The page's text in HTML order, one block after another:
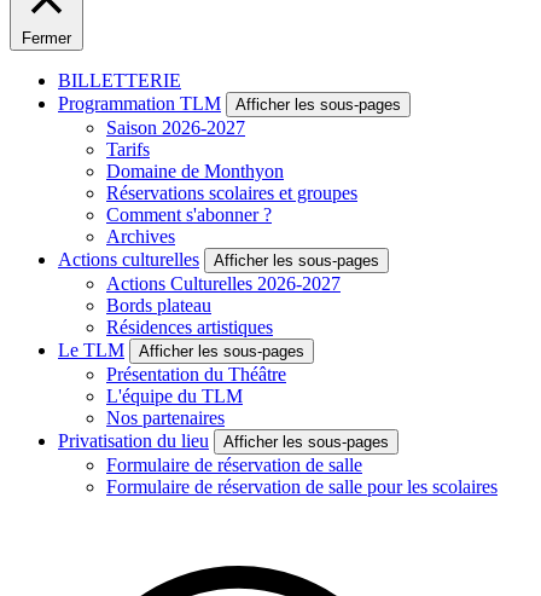
Fermer
BILLETTERIE
Programmation TLM
Afficher les sous-pages
Saison 2026-2027
Tarifs
Domaine de Monthyon
Réservations scolaires et groupes
Comment s'abonner ?
Archives
Actions culturelles
Afficher les sous-pages
Actions Culturelles 2026-2027
Bords plateau
Résidences artistiques
Le TLM
Afficher les sous-pages
Présentation du Théâtre
L'équipe du TLM
Nos partenaires
Privatisation du lieu
Afficher les sous-pages
Formulaire de réservation de salle
Formulaire de réservation de salle pour les scolaires